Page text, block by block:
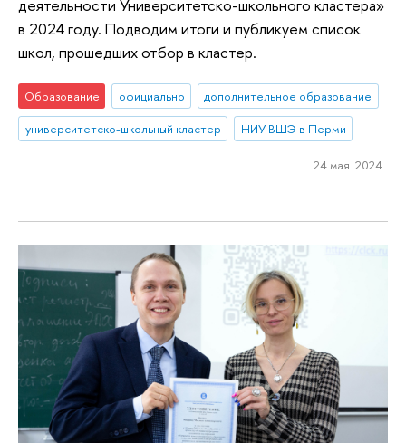
деятельности Университетско-школьного кластера»
в 2024 году. Подводим итоги и публикуем список
школ, прошедших отбор в кластер.
Образование официально
дополнительное образование
университетско-школьный кластер
НИУ ВШЭ в Перми
24 мая 2024